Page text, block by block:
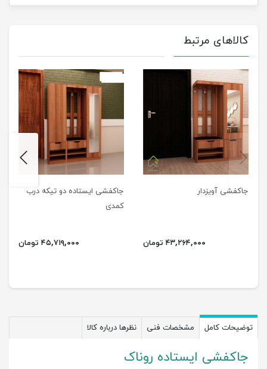
کالاهای مرتبط
جاکفشی آویزدار
۴۳,۲۶۴,۰۰۰ تومان
جاکفشی ایستاده دو تیکه درب
کمدی
۴۵,۷۱۹,۰۰۰ تومان
previus
توضیحات کامل مشخصات فنی نظرها درباره کالا
جاکفشی ایستاده روناک